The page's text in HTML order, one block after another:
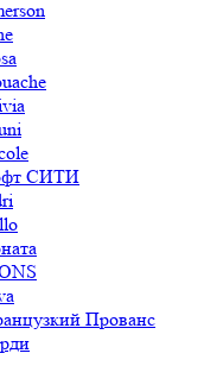
СИТИ
Прованс